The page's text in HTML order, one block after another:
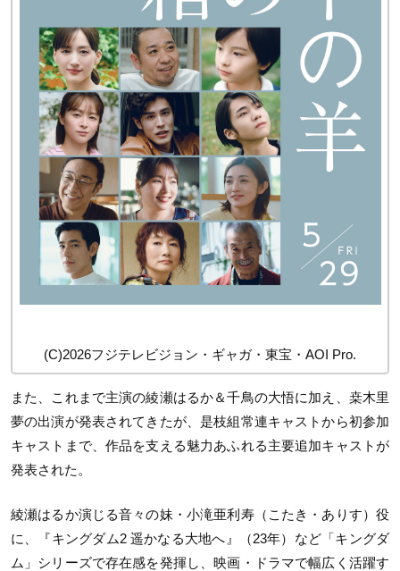
(C)2026フジテレビジョン・ギャガ・東宝・AOI Pro.
また、これまで主演の綾瀬はるか＆千鳥の大悟に加え、桒木里
夢の出演が発表されてきたが、是枝組常連キャストから初参加
キャストまで、作品を支える魅力あふれる主要追加キャストが
発表された。
綾瀬はるか演じる音々の妹・小滝亜利寿（こたき・ありす）役
に、『キングダム2 遥かなる大地へ』（23年）など「キングダ
ム」シリーズで存在感を発揮し、映画・ドラマで幅広く活躍す